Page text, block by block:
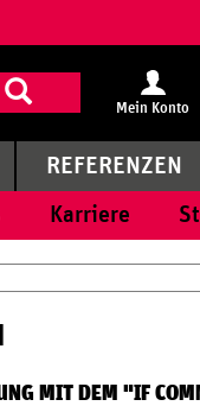
Mein Konto
REFERENZEN
Karriere
MIT DEM "IF